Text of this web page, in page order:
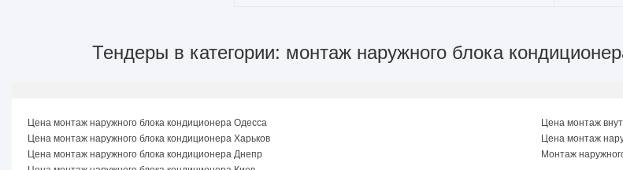
Тендеры в категории: монтаж наружного блока
Цена монтаж наружного блока кондиционера Одесса
Цена монтаж наружного блока кондиционера Харьков
Цена монтаж наружного блока кондиционера Днепр
Цена монтаж
Цена монтаж
Монтаж